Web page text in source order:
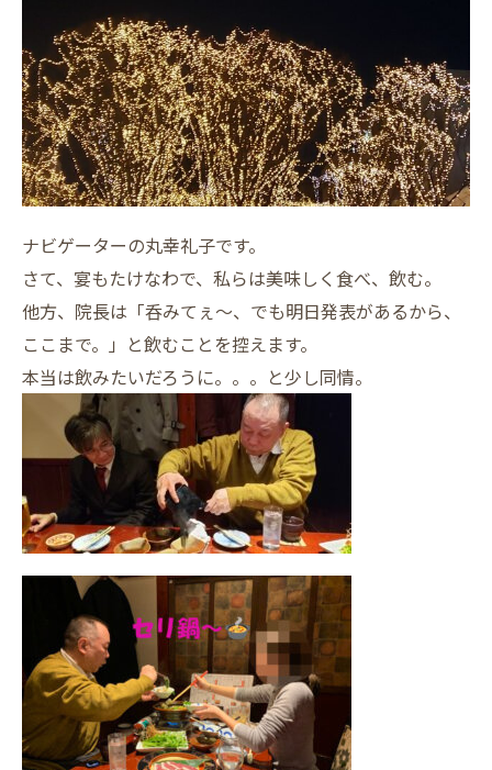
ナビゲーターの丸幸礼子です。
さて、宴もたけなわで、私らは美味しく食べ、飲む。
他方、院長は「呑みてぇ～、でも明日発表があるから、
ここまで。」と飲むことを控えます。
本当は飲みたいだろうに。。。と少し同情。